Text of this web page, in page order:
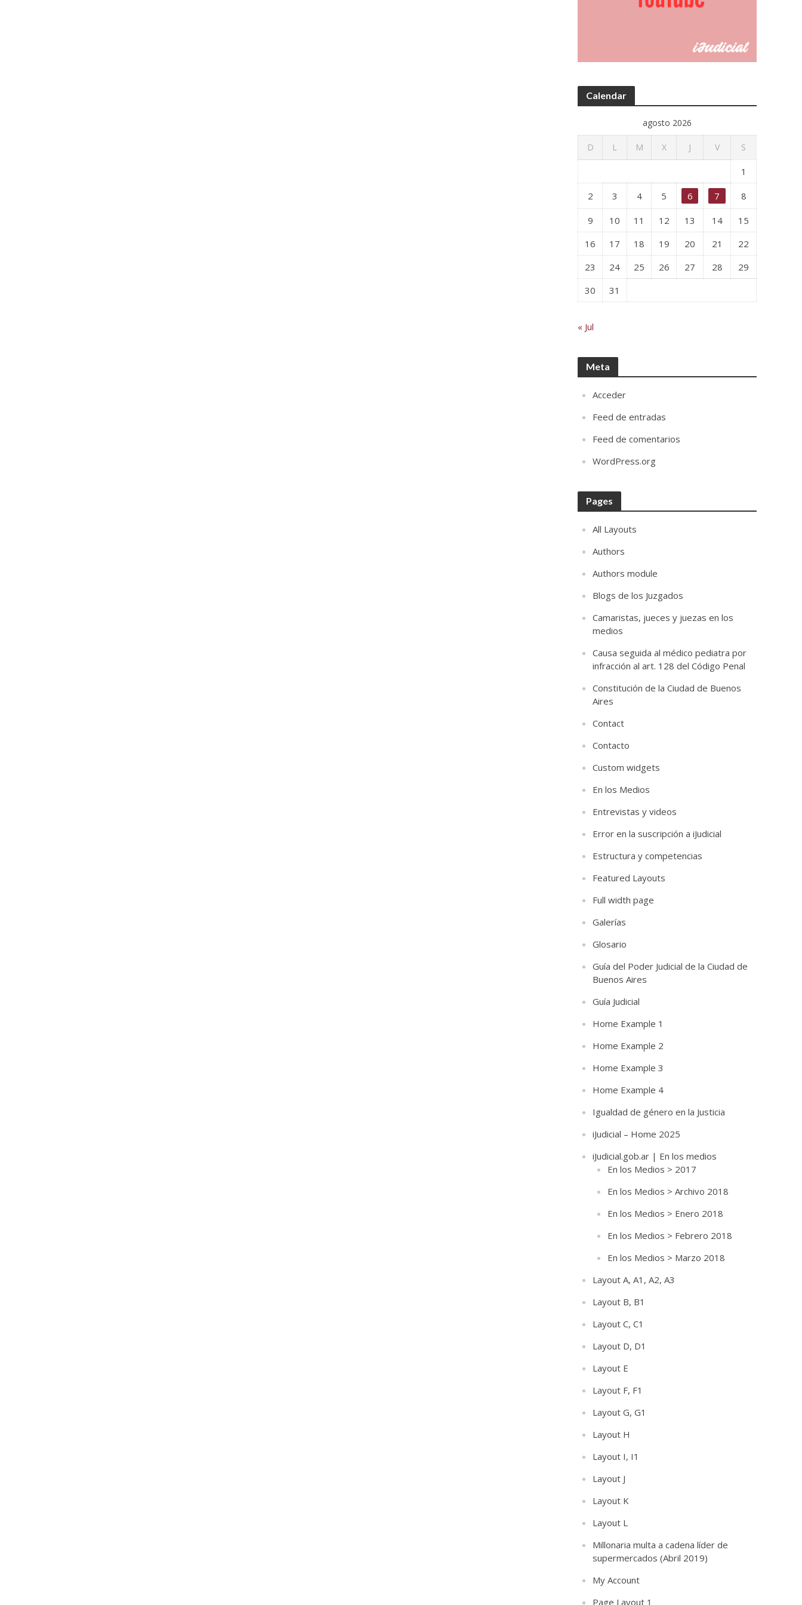
Calendar
agosto 2026
D L M X J V S
1
2 3 4 5 6 7 8
9 10 11 12 13 14
15
16
17 18 19 20 21
22
23
24 25 26 27 28
29
30
31
« Jul
Meta
Acceder
Feed de entradas
Feed de comentarios
WordPress.org
Pages
All Layouts
Authors
Authors module
Blogs de los Juzgados
Camaristas, jueces y juezas en los
medios
Causa seguida al médico pediatra por
infracción al art. 128 del Código Penal
Constitución de la Ciudad de Buenos
Aires
Contact
Contacto
Custom widgets
En los Medios
Entrevistas y videos
Error en la suscripción a iJudicial
Estructura y competencias
Featured Layouts
Full width page
Galerías
Glosario
Guía del Poder Judicial de la Ciudad de
Buenos Aires
Guía Judicial
Home Example 1
Home Example 2
Home Example 3
Home Example 4
Igualdad de género en la Justicia
iJudicial – Home 2025
iJudicial.gob.ar | En los medios
En los Medios > 2017
En los Medios > Archivo 2018
En los Medios > Enero 2018
En los Medios > Febrero 2018
En los Medios > Marzo 2018
Layout A, A1, A2, A3
Layout B, B1
Layout C, C1
Layout D, D1
Layout E
Layout F, F1
Layout G, G1
Layout H
Layout I, I1
Layout J
Layout K
Layout L
Millonaria multa a cadena líder de
supermercados (Abril 2019)
My Account
Page Layout 1